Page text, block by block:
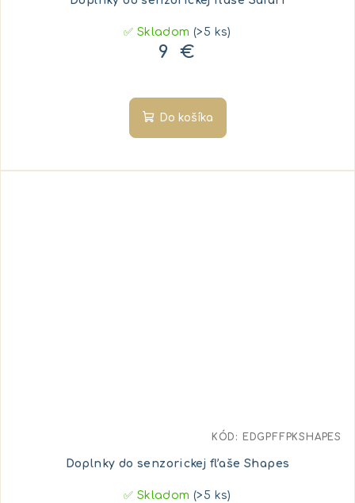
✅ Skladom(>5 ks)
9 €
Do košíka
Doplnky do senzorickej fľaše Shapes
✅ Skladom(>5 ks)
KÓD: EDGPFFPKSHAPES